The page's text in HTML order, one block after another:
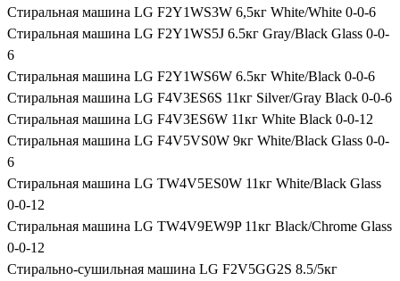
Стиральная машина LG F2Y1WS3W 6,5кг White/White 0-0-6
Стиральная машина LG F2Y1WS5J 6.5кг Gray/Black Glass 0-0-
6
Стиральная машина LG F2Y1WS6W 6.5кг White/Black 0-0-6
Стиральная машина LG F4V3ES6S 11кг Silver/Gray Black 0-0-6
Стиральная машина LG F4V3ES6W 11кг White Black 0-0-12
Стиральная машина LG F4V5VS0W 9кг White/Black Glass 0-0-
6
Стиральная машина LG TW4V5ES0W 11кг White/Black Glass
0-0-12
Стиральная машина LG TW4V9EW9P 11кг Black/Chrome Glass
0-0-12
Стирально-сушильная машина LG F2V5GG2S 8.5/5кг